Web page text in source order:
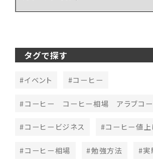
タグで探す
#イベント #コーヒー
#コーヒー コーヒー相場 アラブコー
#コーヒービジネス #コーヒー値
#コーヒー相場 #勉強方法 #実